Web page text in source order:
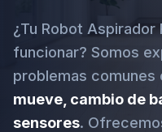
¿Tu Robot Aspirador
funcionar? Somos
problemas comunes
mueve, cambio de
sensores.